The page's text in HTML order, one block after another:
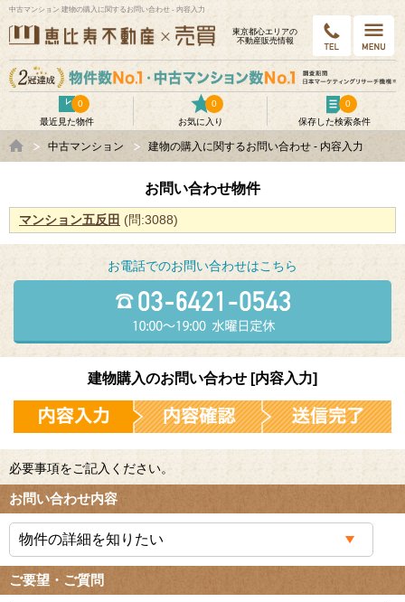
中古マンション 建物の購入に関するお問い合わせ - 内容入力
東京都⼼エリアの
不動産販売情報
最近見た物件
0
お気に入り
0
保存した検索条件
0
中古マンション 建物の購入に関するお問い合わせ - 内容入力
お問い合わせ物件
マンション五反田 (問:3088)
お電話でのお問い合わせはこちら
建物購入のお問い合わせ [内容入力]
必要事項をご記入ください。
お問い合わせ内容
ご要望・ご質問